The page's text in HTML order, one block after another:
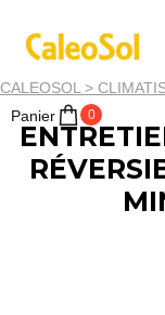
Panier 0
CALEOSOL >